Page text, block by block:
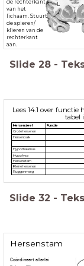
de rechterkant
van het
lichaam. Stuurt
de spieren/
klieren van de
rechterkant
aan.
L
Slide 28 -
Lees 14.1 over
tabel
Hersendeel
Functie
Grote hersenen
Hersenbalk
Hypothalamus
Hypofyse
Hersenstam
Kleine hersenen
Ruggenmerg
Slide 32 -
Hersenstam
Coördineert allerlei